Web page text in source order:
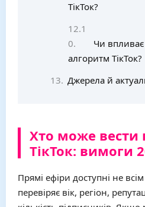
ТікТок?
Чи
алгоритм ТікТок?
Джерела й
Хто може вести
ТікТок: вимоги
Прямі ефіри доступні не
перевіряє вік, регіон,